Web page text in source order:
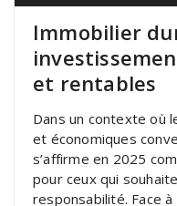
Immobilier
et rentables
Dans un contexte où
et économiques
s’affirme en 2025
pour ceux qui
responsabilité. Face